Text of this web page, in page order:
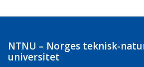
NTNU – Norges teknisk-
universitet